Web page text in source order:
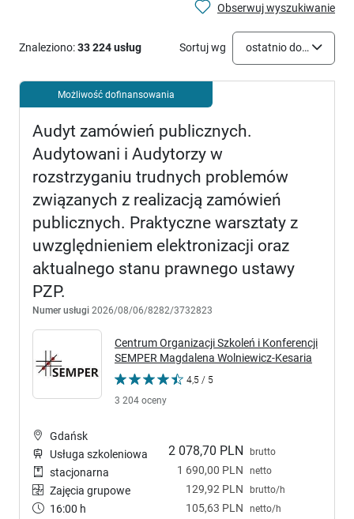
Obserwuj wyszukiwanie
Znaleziono:33 224 usług Sortuj wg ostatnio dodane
Możliwość dofinansowania
Audyt zamówień publicznych.
Audytowani i Audytorzy w
rozstrzyganiu trudnych problemów
związanych z realizacją zamówień
publicznych. Praktyczne warsztaty z
uwzględnieniem elektronizacji oraz
aktualnego stanu prawnego ustawy
PZP.
Numer usługi 2026/08/06/8282/3732823
Centrum Organizacji Szkoleń i Konferencji
SEMPER Magdalena Wolniewicz-Kesaria
4,5 / 5
3 204 oceny
2 078,70 PLN brutto
1 690,00 PLN netto
129,92 PLN brutto/h
105,63 PLN netto/h
Gdańsk
Usługa szkoleniowa
stacjonarna
Zajęcia grupowe
16:00 h